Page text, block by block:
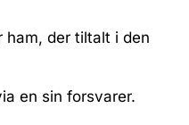
der tiltalt i den
en sin forsvarer.